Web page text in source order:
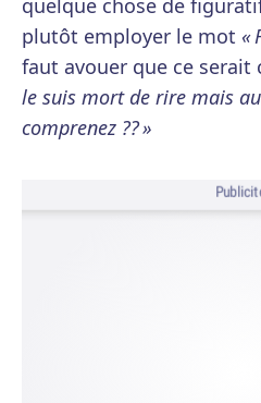
quelque chose de
plutôt employer le mot «
faut avouer que ce serait
le suis mort de rire mais
comprenez ?? »